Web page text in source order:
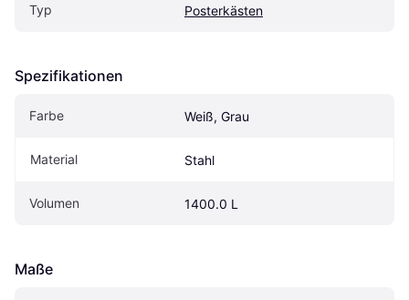
Typ Posterkästen
Spezifikationen
Farbe Weiß, Grau
Material Stahl
Volumen 1400.0 L
Maße